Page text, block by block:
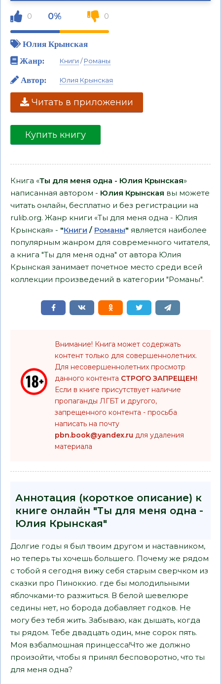
0 0% 0
Юлия Крынская
Жанр:
Книги /Романы
Автор: Юлия Крынская
Читать в приложении
Купить книгу
Книга «Ты для меня одна - Юлия Крынская»
написанная автором - Юлия Крынская вы можете
читать онлайн, бесплатно и без регистрации на
rulib.org. Жанр книги «Ты для меня одна - Юлия
Крынская» - "Книги / Романы" является наиболее
популярным жанром для современного читателя,
а книга "Ты для меня одна" от автора Юлия
Крынская занимает почетное место среди всей
коллекции произведений в категории "Романы".
Внимание! Книга может содержать
контент только для совершеннолетних.
Для несовершеннолетних просмотр
данного контента СТРОГО ЗАПРЕЩЕН!
Если в книге присутствует наличие
пропаганды ЛГБТ и другого,
запрещенного контента - просьба
написать на почту
pbn.book@yandex.ru для удаления
материала
Аннотация (короткое описание) к
книге онлайн "Ты для меня одна -
Юлия Крынская"
Долгие годы я был твоим другом и наставником,
но теперь ты хочешь большего. Почему же рядом
с тобой я сегодня вижу себя старым сверчком из
сказки про Пиноккио. где бы молодильными
яблочками-то разжиться. В белой шевелюре
седины нет, но борода добавляет годков. Не
могу без тебя жить. Забываю, как дышать, когда
ты рядом. Тебе двадцать один, мне сорок пять.
Моя взбалмошная принцесса!Что же должно
произойти, чтобы я принял бесповоротно, что ты
для меня одна?